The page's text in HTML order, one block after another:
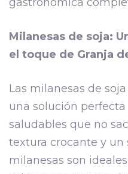
Milanesas de soja:
el toque de Granja
Las milanesas de
una solución
saludables que no
textura crocante y un
milanesas son